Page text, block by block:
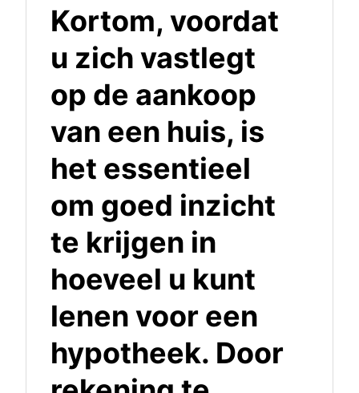
Kortom, voordat
u zich vastlegt
op de aankoop
van een huis, is
het essentieel
om goed inzicht
te krijgen in
hoeveel u kunt
lenen voor een
hypotheek. Door